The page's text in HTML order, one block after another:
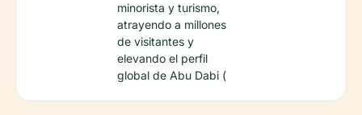
minorista y turismo,
atrayendo a millones
de visitantes y
elevando el perfil
global de Abu Dabi (